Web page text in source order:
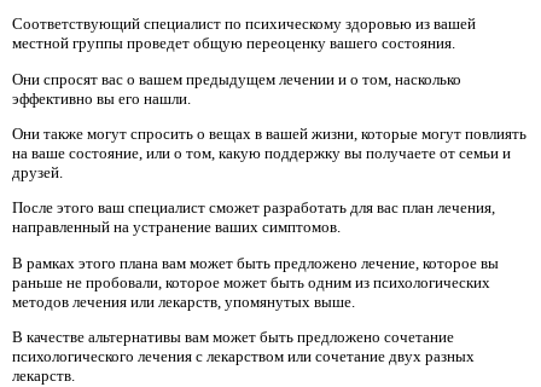
Соответствующий специалист по психическому здоровью из вашей
местной группы проведет общую переоценку вашего состояния.
Они спросят вас о вашем предыдущем лечении и о том, насколько
эффективно вы его нашли.
Они также могут спросить о вещах в вашей жизни, которые могут повлиять
на ваше состояние, или о том, какую поддержку вы получаете от семьи и
друзей.
После этого ваш специалист сможет разработать для вас план лечения,
направленный на устранение ваших симптомов.
В рамках этого плана вам может быть предложено лечение, которое вы
раньше не пробовали, которое может быть одним из психологических
методов лечения или лекарств, упомянутых выше.
В качестве альтернативы вам может быть предложено сочетание
психологического лечения с лекарством или сочетание двух разных
лекарств.